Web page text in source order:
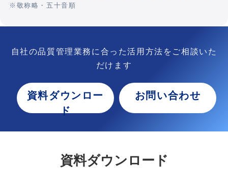
※敬称略・五十音順
自社の品質管理業務に合った活用方法をご相談いた
だけます
資料ダウンロー
ド
お問い合わせ
資料ダウンロード